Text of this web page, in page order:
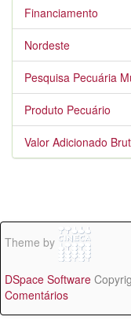
Financiamento
Nordeste
Pesquisa Pecuária
Produto Pecuário
Valor Adicionado
Theme by
DSpace Software
Comentários